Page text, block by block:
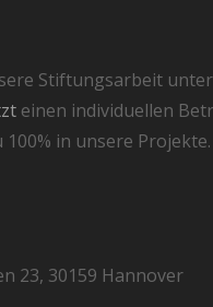
Stiftungsarbeit
einen individuellen
100% in unsere Projekte.
23, 30159 Hannover